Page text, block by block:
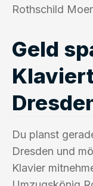
Rothschild
Geld
Du planst
Dresden und
Klavier